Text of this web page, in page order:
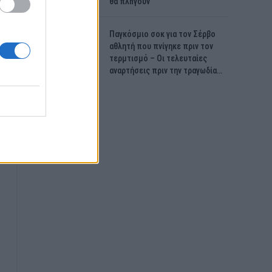
Παγκόσμιο σοκ για τον Σέρβο
αθλητή που πνίγηκε πριν τον
τερμτισμό – Οι τελευταίες
αναρτήσεις πριν την τραγωδία…